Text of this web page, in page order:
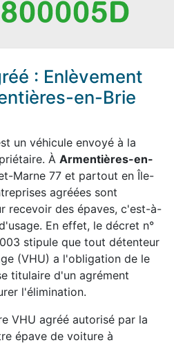
: Enlèvement
en-Brie
un véhicule envoyé à la
À Armentières-en-
Marne 77 et partout en Île-
agréées sont
recevoir des épaves, c'est-à-
En effet, le décret n°
stipule que tout détenteur
(VHU) a l'obligation de le
titulaire d'un agrément
l'élimination.
VHU agréé autorisé par la
épave de voiture à